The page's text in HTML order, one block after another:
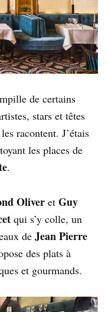
de certains
stars et têtes
racontent. J’étais
les places de
.
Oliver et Guy
qui s’y colle, un
de Jean Pierre
des plats à
et gourmands.